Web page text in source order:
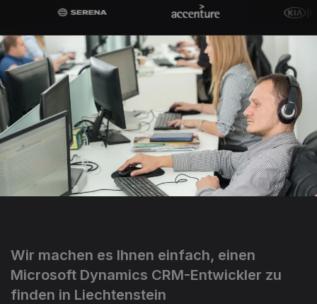
Wir machen es Ihnen einfach, einen
Microsoft Dynamics CRM-Entwickler zu
finden in Liechtenstein